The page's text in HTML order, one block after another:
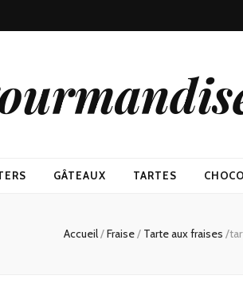
GÂTEAUX TARTES
Accueil/Fraise/ Tarte aux fraises /